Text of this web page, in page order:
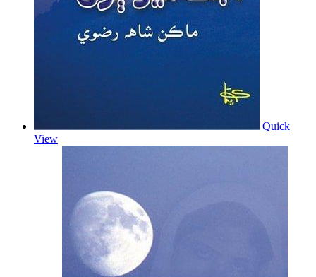
Quick
View